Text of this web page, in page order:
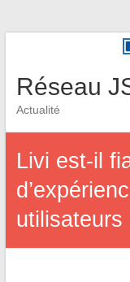
Réseau
Actualité
Livi est-il
utilisateurs